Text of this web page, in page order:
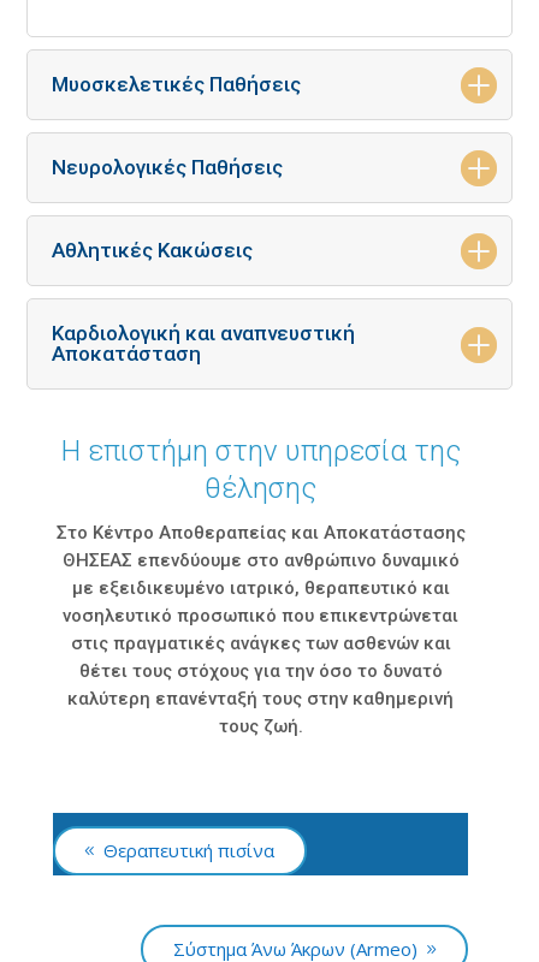
Μυοσκελετικές Παθήσεις
Νευρολογικές Παθήσεις
Αθλητικές Κακώσεις
Καρδιολογική και αναπνευστική
Αποκατάσταση
H επιστήμη στην υπηρεσία της
θέλησης
Στο Κέντρο Αποθεραπείας και Αποκατάστασης
ΘΗΣΕΑΣ επενδύουμε στο ανθρώπινο δυναμικό
με εξειδικευμένο ιατρικό, θεραπευτικό και
νοσηλευτικό προσωπικό που επικεντρώνεται
στις πραγματικές ανάγκες των ασθενών και
θέτει τους στόχους για την όσο το δυνατό
καλύτερη επανένταξή τους στην καθημερινή
τους ζωή.
Θεραπευτική πισίνα
Σύστημα Άνω Άκρων (Armeo)